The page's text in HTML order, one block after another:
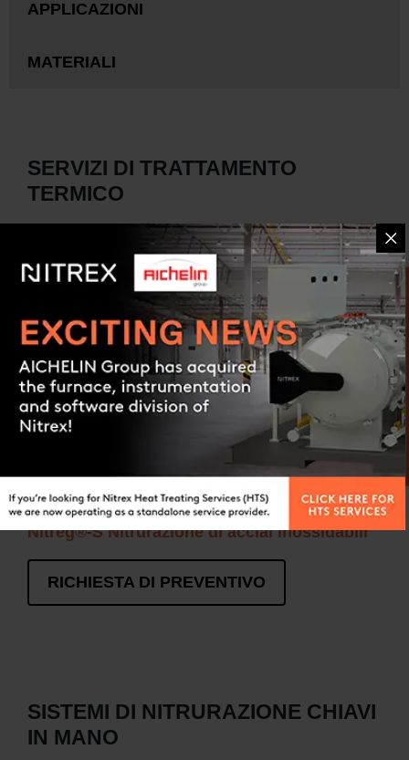
APPLICAZIONI
MATERIALI
SERVIZI DI TRATTAMENTO
TERMICO
I seguenti servizi di trattamento termico sono tra
quelli forniti da Nitrex HTS:
Carbonitrurazione
CEMENTAZIONE
Nitreg® a potenziale controllato nitrurazione
Nitreg®-C Nitrocarburazione a potenziale
controllato
Nitreg®-S Nitrurazione di acciai inossidabili
RICHIESTA DI PREVENTIVO
SISTEMI DI NITRURAZIONE CHIAVI
IN MANO
Contact us